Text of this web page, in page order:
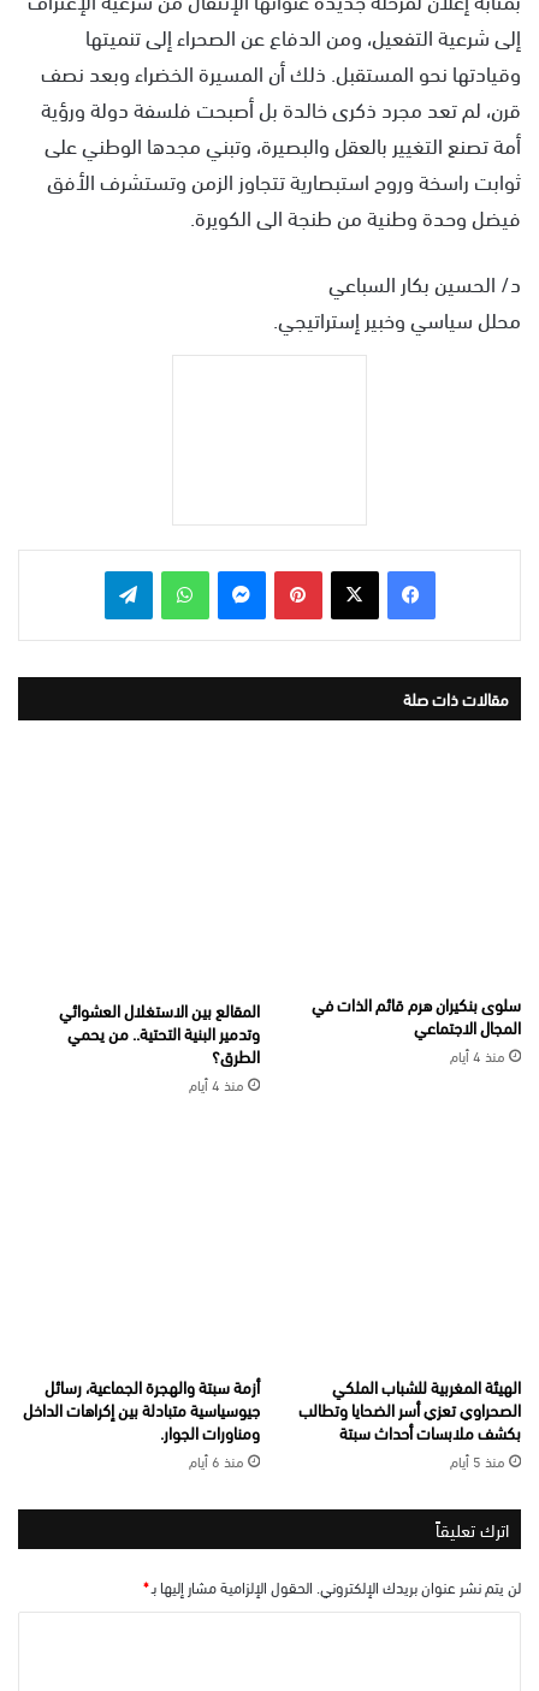
إلى شرعية التفعيل، ومن الدفاع عن الصحراء إلى تنميتها
وقيادتها نحو المستقبل. ذلك أن المسيرة الخضراء وبعد نصف
قرن، لم تعد مجرد ذكرى خالدة بل أصبحت فلسفة دولة ورؤية
أمة تصنع التغيير بالعقل والبصيرة، وتبني مجدها الوطني على
ثوابت راسخة وروح استبصارية تتجاوز الزمن وتستشرف الأفق
فيضل وحدة وطنية من طنجة الى الكويرة.
د/ الحسين بكار السباعي
محلل سياسي وخبير إستراتيجي.
بينتيريست واتساب
مقالات ذات صلة
سلوى بنكيران هرم قائم الذات في
المجال الاجتماعي
منذ 4 أيام
المقالع بين الاستغلال العشوائي
وتدمير البنية التحتية.. من يحمي
الطرق؟
منذ 4 أيام
الهيئة المغربية للشباب الملكي
الصحراوي تعزي أسر الضحايا وتطالب
بكشف ملابسات أحداث سبتة
منذ 5 أيام
أزمة سبتة والهجرة الجماعية، رسائل
جيوسياسية متبادلة بين إكراهات الداخل
ومناورات الجوار.
منذ 6 أيام
اترك تعليقاً
لن يتم نشر عنوان بريدك الإلكتروني. الحقول الإلزامية مشار إليها بـ*